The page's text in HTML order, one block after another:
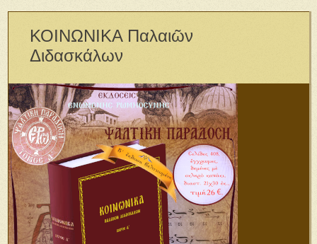
ΚΟΙΝΩΝΙΚΑ Παλαιῶν
Διδασκάλων